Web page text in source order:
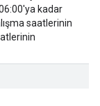
kadar
saatlerinin